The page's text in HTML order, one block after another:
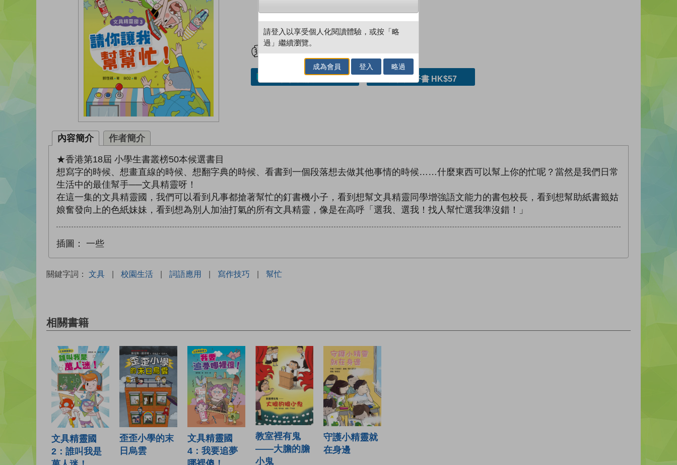
試閲 加入閱讀紀錄
購買電子書 HK$57
內容簡介 作者簡介
★香港第18屆 小學生書叢榜50本候選書目
想寫字的時候、想畫直線的時候、想翻字典的時候、看書到一個段落想去做其他事情的時候……什麼東西可以幫上你的忙呢？當然是我們日常
生活中的最佳幫手──文具精靈呀！
在這一集的文具精靈國，我們可以看到凡事都搶著幫忙的釘書機小子，看到想幫文具精靈同學增強語文能力的書包校長，看到想幫助紙書籤姑
娘奮發向上的色紙妹妹，看到想為別人加油打氣的所有文具精靈，像是在高呼「選我、選我！找人幫忙選我準沒錯！」
插圖： 一些
關鍵字詞： 文具 | 校園生活 | 詞語應用 | 寫作技巧 | 幫忙
相關書籍
文具精靈國
2：誰叫我是
歪歪小學的末
日烏雲
文具精靈國
4：我要追夢
教室裡有鬼
——大膽的膽
小鬼
守護小精靈就
在身邊
請登入以享受個人化閱讀體驗，或按「略
過」繼續瀏覽。
成為會員 登入 略過